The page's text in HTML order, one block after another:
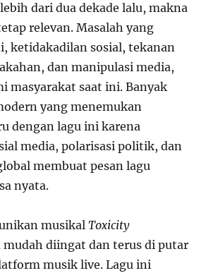
dari dua dekade lalu, makna
relevan. Masalah yang
ketidakadilan sosial, tekanan
dan manipulasi media,
masyarakat saat ini. Banyak
yang menemukan
dengan lagu ini karena
media, polarisasi politik, dan
membuat pesan lagu
nyata.
musikalToxicity
mudah diingat dan terus di putar
musik live. Lagu ini